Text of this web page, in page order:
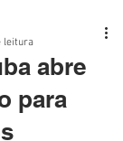
abre
para
leitura